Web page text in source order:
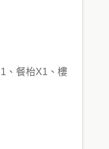
、餐枱X1、樓